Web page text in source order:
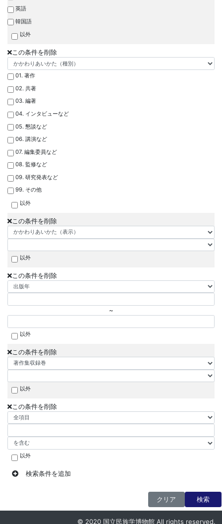
英語
韓国語
以外
この条件を削除
01. 著作
02. 共著
03. 編著
04. インタビューなど
05. 懇談など
06. 講演など
07. 編集委員など
08. 監修など
09. 研究発表など
99. その他
以外
この条件を削除
以外
この条件を削除
~
以外
この条件を削除
以外
この条件を削除
以外
検索条件を追加
クリア 検索
© 2020 国立民族学博物館 All rights reserved.